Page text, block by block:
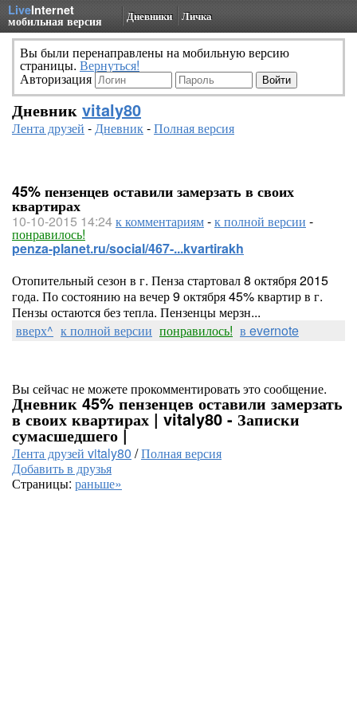
LiveInternet
мобильная версия Дневники Личка
Вы были перенаправлены на мобильную версию
страницы. Вернуться!
Авторизация
Дневник vitaly80
Лента друзей -Дневник-Полная версия
45% пензенцев оставили замерзать в своих
квартирах
10-10-2015 14:24к комментариям-к полной версии -
понравилось!
penza-planet.ru/social/467-...kvartirakh
Отопительный сезон в г. Пенза стартовал 8 октября 2015
года. По состоянию на вечер 9 октября 45% квартир в г.
Пензы остаются без тепла. Пензенцы мерзн...
вверх^ к полной версии понравилось! в evernote
Вы сейчас не можете прокомментировать это сообщение.
Дневник 45% пензенцев оставили замерзать
в своих квартирах | vitaly80 - Записки
сумасшедшего |
Лента друзей vitaly80 /Полная версия
Добавить в друзья
Страницы: раньше»